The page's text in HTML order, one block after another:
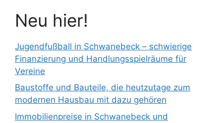
Neu hier!
Jugendfußball in Schwanebeck – schwierige
Finanzierung und Handlungsspielräume für
Vereine
Baustoffe und Bauteile, die heutzutage zum
modernen Hausbau mit dazu gehören
Immobilienpreise in Schwanebeck und